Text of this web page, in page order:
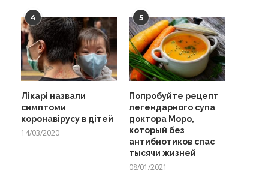
4
Лікарі назвали
симптоми
коронавірусу в дітей
14/03/2020
5
Попробуйте рецепт
легендарного супа
доктора Моро,
который без
антибиотиков спас
тысячи жизней
08/01/2021